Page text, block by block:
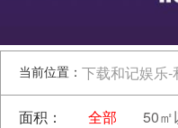
当前位置： 下载和记娱乐
面积： 全部 50㎡